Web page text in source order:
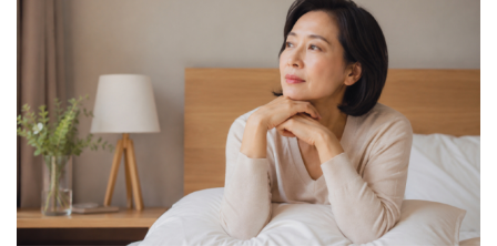
Nghệ sĩ
Thời trang
Sao Việt